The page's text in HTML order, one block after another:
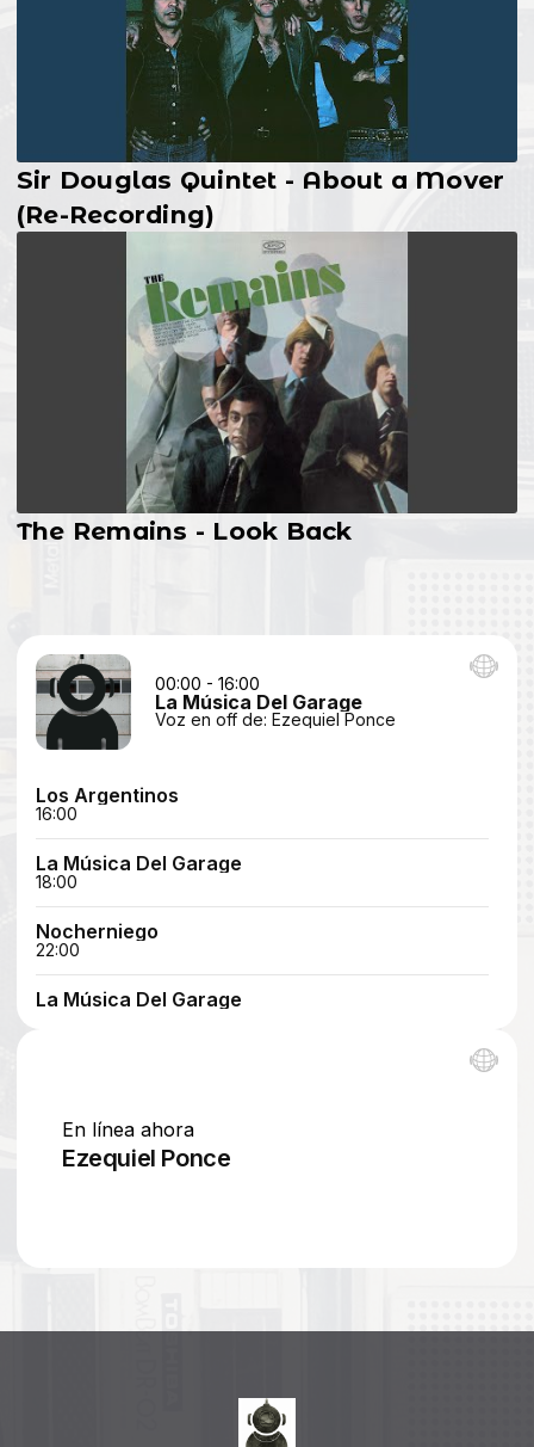
Sir Douglas Quintet - About a Mover
(Re-Recording)
The Remains - Look Back